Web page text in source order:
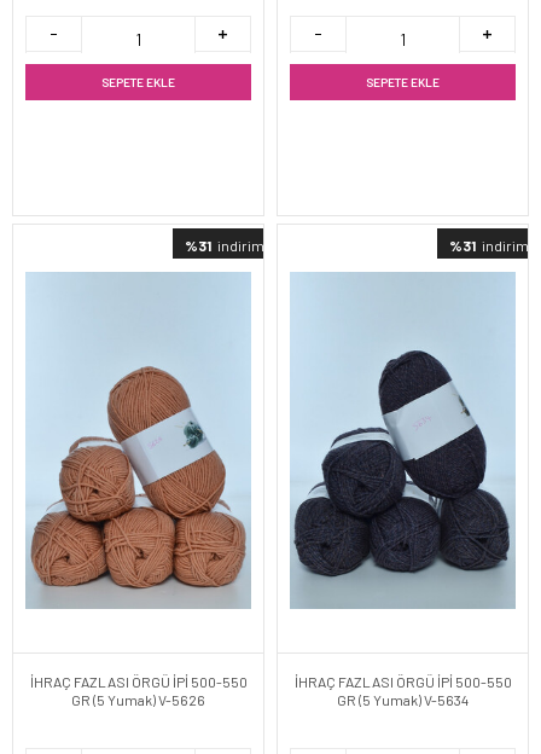
SEPETE EKLE SEPETE EKLE
%31 indirimli
İHRAÇ FAZLASI ÖRGÜ İPİ 500-550
GR (5 Yumak) V-5626
%31 indirimli
İHRAÇ FAZLASI ÖRGÜ İPİ 500-550
GR (5 Yumak) V-5634